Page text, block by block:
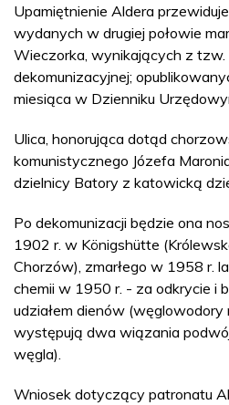
Upamiętnienie Aldera
wydanych w drugiej połowie
Wieczorka, wynikających z
dekomunizacyjnej;
miesiąca w Dzienniku
Ulica, honorująca dotąd
komunistycznego Józefa
dzielnicy Batory z katowicką
Po dekomunizacji będzie ona
1902 r. w Königshütte
Chorzów), zmarłego w 1958 r.
chemii w 1950 r. - za odkrycie i
udziałem dienów
występują dwa wiązania
węgla).
Wniosek dotyczący patronatu